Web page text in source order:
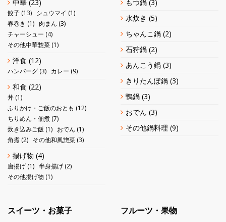
中華 (23)
餃子 (13) シュウマイ (1)
春巻き (1) 肉まん (3)
チャーシュー (4)
その他中華惣菜 (1)
洋食 (12)
ハンバーグ (3) カレー (9)
和食 (22)
丼 (1)
ふりかけ・ご飯のおとも (12)
ちりめん・佃煮 (7)
炊き込みご飯 (1) おでん (1)
角煮 (2) その他和風惣菜 (3)
揚げ物 (4)
唐揚げ (1) 半身揚げ (2)
その他揚げ物 (1)
もつ鍋 (3)
水炊き (5)
ちゃんこ鍋 (2)
石狩鍋 (2)
あんこう鍋 (3)
きりたんぽ鍋 (3)
鴨鍋 (3)
おでん (3)
その他鍋料理 (9)
スイーツ・お菓子 フルーツ・果物